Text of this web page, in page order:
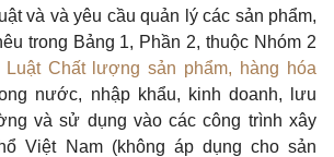
và và yêu cầu quản lý các sản phẩm,
trong Bảng 1, Phần 2, thuộc Nhóm 2
Luật Chất lượng sản phẩm, hàng hóa
nước, nhập khẩu, kinh doanh, lưu
và sử dụng vào các công trình xây
Việt Nam (không áp dụng cho sản